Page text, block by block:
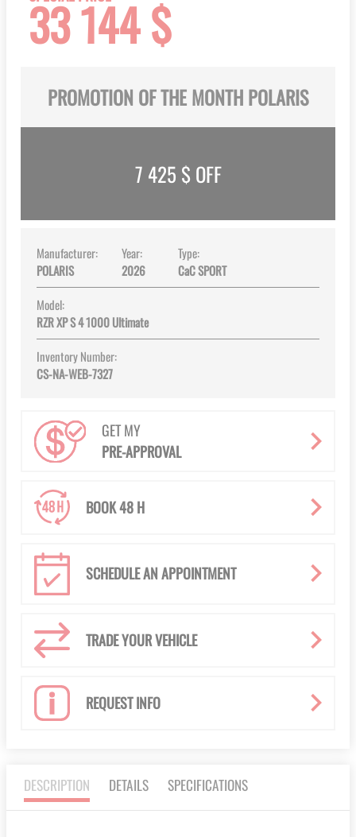
gallery33 144 $
PROMOTION OF THE MONTH POLARIS
7 425 $ OFF
Manufacturer:
POLARIS
Year:
2026
Type:
CaC SPORT
Model:
RZR XP S 4 1000 Ultimate
Inventory Number:
CS-NA-WEB-7327
GET MY
PRE-APPROVAL
BOOK 48 H
SCHEDULE AN APPOINTMENT
TRADE YOUR VEHICLE
REQUEST INFO
DESCRIPTION DETAILS SPECIFICATIONS